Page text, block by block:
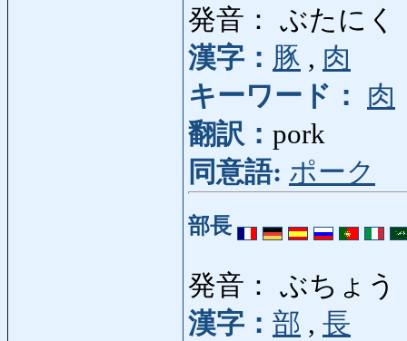
発音： ぶたにく
漢字： 豚 , 肉
キーワード：
肉
翻訳： pork
同意語: ポーク
部長
発音： ぶちょう
漢字： 部 , 長